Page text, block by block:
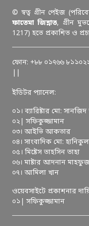
© স্বত্ব গ্রীন পেইজ
ফাতেমা জিন্নাত, গ্রীন
1217) হতে প্রকাশিত ও
ফোন: +৮৮ ০১৭৬৬
ইডিটর প্যানেল:
০১। ব্যারিষ্টার মো:
০২| সফিকুজ্জামান
০৩। আইভি আকতার
০৪। সাংবাদিক মো:
০৫। মিষ্টেস তাহসিন তাহা
০৬। মাষ্টার আদনান
০৭। আমিলা খান
ওয়েবসাইটে প্রকাশনার
০১| সফিকুজ্জামান